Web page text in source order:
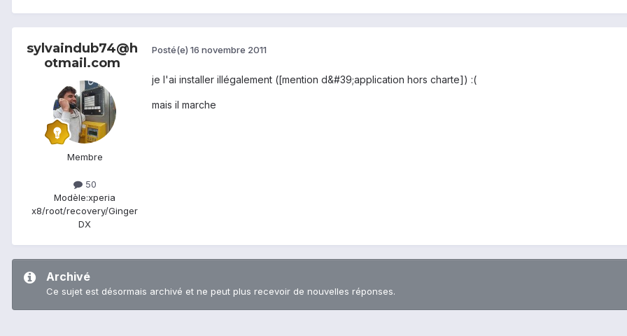
sylvaindub74@h
otmail.com
Membre
50
Modèle:xperia
x8/root/recovery/Ginger
DX
Posté(e) 16 novembre 2011
je l'ai installer illégalement ([mention d&#39;application hors charte]) :(
mais il marche
Archivé
Ce sujet est désormais archivé et ne peut plus recevoir de nouvelles réponses.